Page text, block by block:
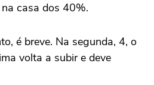
casa dos 40%.
é breve. Na segunda, 4, o
volta a subir e deve